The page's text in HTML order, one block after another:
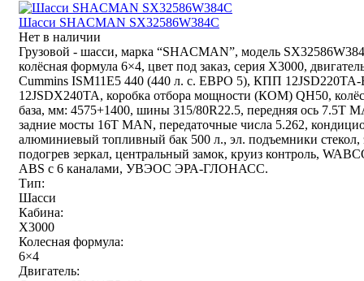
Шасси SHACMAN SX32586W384C
Нет в наличии
Грузовой - шасси, марка “SHACMAN”, модель
колёсная формула 6×4, цвет под заказ, серия X3000,
Cummins ISM11E5 440 (440 л. с. ЕВРО 5), КПП
12JSDX240TA, коробка отбора мощности (КОМ) QH50,
база, мм: 4575+1400, шины 315/80R22.5, передняя ось 7.5T
задние мосты 16T MAN, передаточные числа 5.262,
алюминиевый топливный бак 500 л., эл. подъемники стекол,
подогрев зеркал, центральный замок, круиз контроль,
ABS с 6 каналами, УВЭОС ЭРА-ГЛОНАСС.
Тип:
Шасси
Кабина:
X3000
Колесная формула:
6×4
Двигатель: